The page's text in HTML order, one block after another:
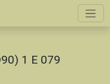
1 E 079